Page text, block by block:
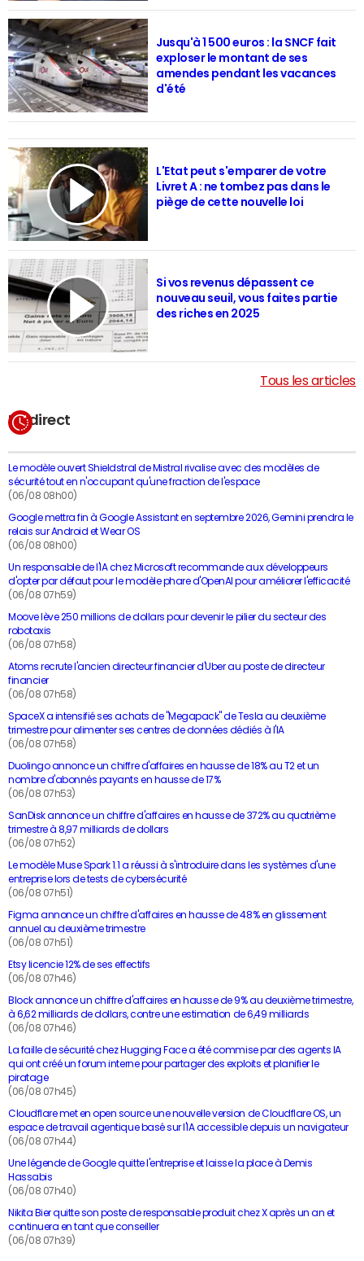
En direct
Le modèle ouvert Shieldstral de Mistral rivalise avec des modèles de
sécurité tout en n'occupant qu'une fraction de l'espace
(06/08 08h00)
Google mettra fin à Google Assistant en septembre 2026, Gemini prendra le
relais sur Android et Wear OS
(06/08 08h00)
Un responsable de l'IA chez Microsoft recommande aux développeurs
d'opter par défaut pour le modèle phare d'OpenAI pour améliorer l'efficacité
(06/08 07h59)
Moove lève 250 millions de dollars pour devenir le pilier du secteur des
robotaxis
(06/08 07h58)
Atoms recrute l'ancien directeur financier d'Uber au poste de directeur
financier
(06/08 07h58)
SpaceX a intensifié ses achats de "Megapack" de Tesla au deuxième
trimestre pour alimenter ses centres de données dédiés à l'IA
(06/08 07h58)
Duolingo annonce un chiffre d'affaires en hausse de 18% au T2 et un
nombre d'abonnés payants en hausse de 17%
(06/08 07h53)
SanDisk annonce un chiffre d'affaires en hausse de 372% au quatrième
trimestre à 8,97 milliards de dollars
(06/08 07h52)
Le modèle Muse Spark 1.1 a réussi à s'introduire dans les systèmes d'une
entreprise lors de tests de cybersécurité
(06/08 07h51)
Figma annonce un chiffre d'affaires en hausse de 48% en glissement
annuel au deuxième trimestre
(06/08 07h51)
Etsy licencie 12% de ses effectifs
(06/08 07h46)
Block annonce un chiffre d'affaires en hausse de 9% au deuxième trimestre,
à 6,62 milliards de dollars, contre une estimation de 6,49 milliards
(06/08 07h46)
La faille de sécurité chez Hugging Face a été commise par des agents IA
qui ont créé un forum interne pour partager des exploits et planifier le
piratage
(06/08 07h45)
Cloudflare met en open source une nouvelle version de Cloudflare OS, un
espace de travail agentique basé sur l'IA accessible depuis un navigateur
(06/08 07h44)
Une légende de Google quitte l'entreprise et laisse la place à Demis
Hassabis
(06/08 07h40)
Nikita Bier quitte son poste de responsable produit chez X après un an et
continuera en tant que conseiller
(06/08 07h39)
Jusqu'à 1 500 euros : la SNCF fait
exploser le montant de ses
amendes pendant les vacances
d'été
L'Etat peut s'emparer de votre
Livret A : ne tombez pas dans le
piège de cette nouvelle loi
Si vos revenus dépassent ce
nouveau seuil, vous faites partie
des riches en 2025
Tous les articles